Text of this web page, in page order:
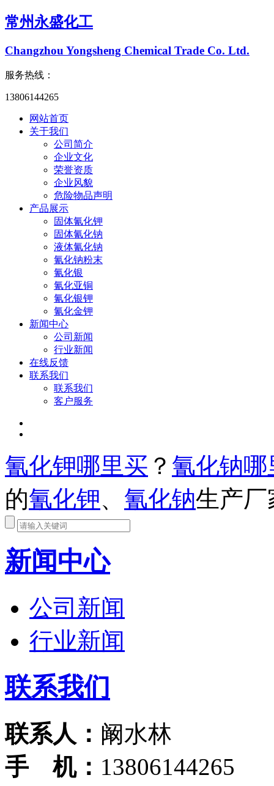
常州永盛化工
Changzhou Yongsheng Chemical Trade Co. Ltd.
服务热线：
13806144265
网站首页
关于我们
公司简介
企业文化
荣誉资质
企业风貌
危险物品声明
产品展示
固体氰化钾
固体氰化钠
液体氰化钠
氰化钠粉末
氰化银
氰化亚铜
氰化银钾
氰化金钾
新闻中心
公司新闻
行业新闻
在线反馈
联系我们
联系我们
客户服务
氰化钾哪里买 ？ 氰化钠哪
的氰化钾、 氰化钠生产厂
新闻中心
公司新闻
行业新闻
联系我们
联系人： 阚水林
手 机： 13806144265